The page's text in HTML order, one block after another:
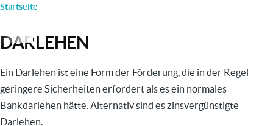
PFADNAVIGATION
Startseite
DARLEHEN
Ein Darlehen ist eine Form der Förderung, die in der Regel
geringere Sicherheiten erfordert als es ein normales
Bankdarlehen hätte. Alternativ sind es zinsvergünstigte
Darlehen.